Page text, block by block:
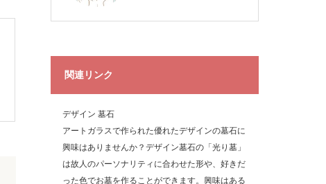
関連リンク
デザイン 墓石
アートガラスで作られた優れたデザインの墓石に
興味はありませんか？デザイン墓石の「光り墓」
は故人のパーソナリティに合わせた形や、好きだ
った色でお墓を作ることができます。興味はある